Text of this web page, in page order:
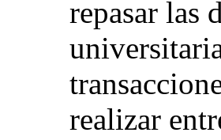
repasar las
realizar